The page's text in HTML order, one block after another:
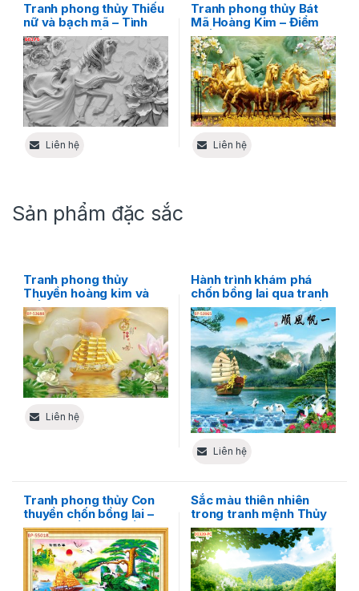
Tranh phong thủy Thiếu
nữ và bạch mã – Tình
yêu và tinh tế trong
nghệ thuật
Liên hệ
Tranh phong thủy Bát
Mã Hoàng Kim – Điểm
nhấn cho không gian
sống
Liên hệ
Sản phẩm đặc sắc
Tranh phong thủy
Thuyền hoàng kim và
biển ngọc bích – Vẻ đẹp
trang nhã, tinh tế trong
thiết kế nội thất
Liên hệ
Hành trình khám phá
chốn bồng lai qua tranh
phong thủy Thuận buồm
xuôi gió
Liên hệ
Tranh phong thủy Con
thuyền chốn bồng lai –
Nơi gửi gắm tâm hồn và
hy vọng
Sắc màu thiên nhiên
trong tranh mệnh Thủy
– Sự giao hòa tuyệt vời
của nghệ thuật phong
thủy